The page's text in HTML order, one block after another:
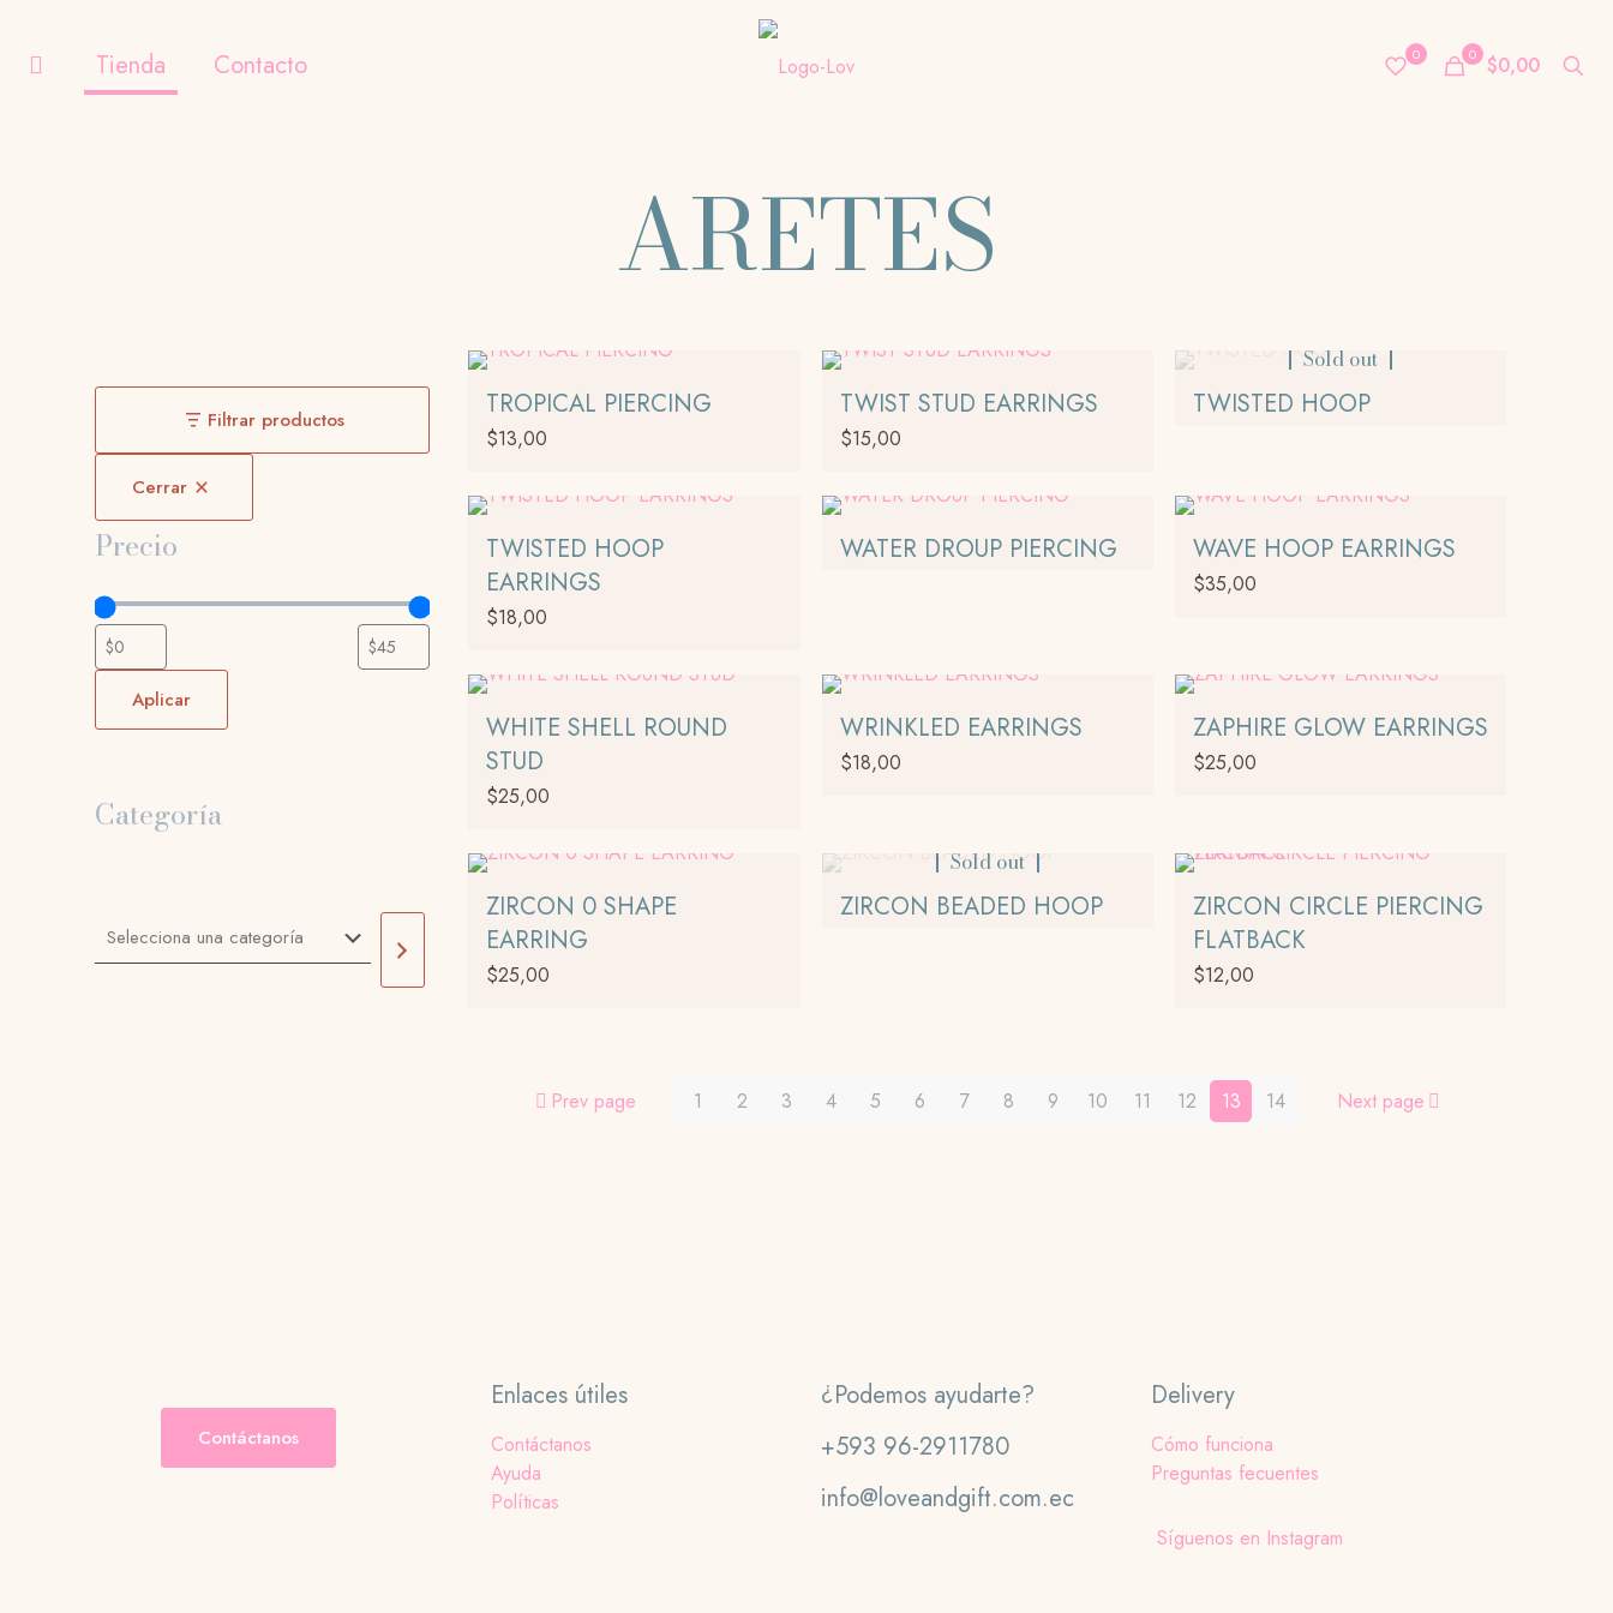
Tienda Contacto 0 0 $0,00
ARETES
Filtrar productos
Cerrar
Precio
Aplicar
Categoría
Selecciona
una
TROPICAL PIERCING
$13,00
TWIST STUD EARRINGS
$15,00
Sold out
TWISTED HOOP
TWISTED HOOP
EARRINGS
$18,00
WATER DROUP PIERCING WAVE HOOP EARRINGS
$35,00
WHITE SHELL ROUND
STUD
$25,00
WRINKLED EARRINGS
$18,00
tiene
múltiples
variantes.
en
ZAPHIRE GLOW EARRINGS
$25,00
ZIRCON 0 SHAPE
EARRING
$25,00
Sold out
ZIRCON BEADED HOOP
ZIRCON CIRCLE PIERCING
FLATBACK
$12,00
Prev page 1 2 3 4 5 6 7 8 9 10 11 12 13 14 Next page
Contáctanos
Enlaces útiles
Contáctanos
Ayuda
Políticas
¿Podemos ayudarte?
+593 96-2911780
info@loveandgift.com.ec
Delivery
Cómo funciona
Preguntas fecuentes
Síguenos en Instagram